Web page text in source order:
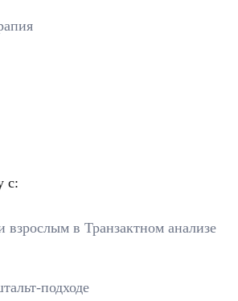
с:
в Транзактном анализе
подходе